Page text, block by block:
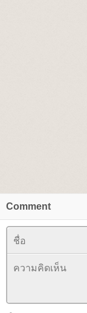
Comment